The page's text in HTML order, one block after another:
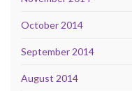
October 2014
September 2014
August 2014